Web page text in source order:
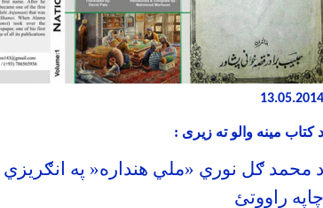
13.05.2014
د کتاب مینه والو ته زیری :
د محمد ګل نوري «ملي هنداره« په انګریزي
چاپه راووتئ